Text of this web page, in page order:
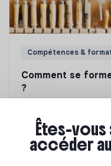
Compétences &
Comment se
?
Êtes-
accéder